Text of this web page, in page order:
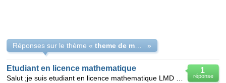
Réponses sur le thème « »
1
réponse
Etudiant en licence mathematique